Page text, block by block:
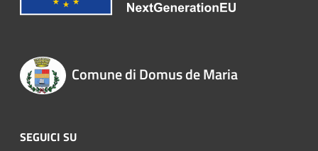
Comune di Domus de Maria
SEGUICI SU